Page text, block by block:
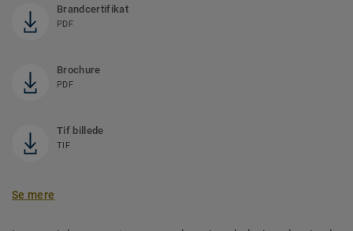
Brandcertifikat
PDF
Brochure
PDF
Tif billede
TIF
Se mere